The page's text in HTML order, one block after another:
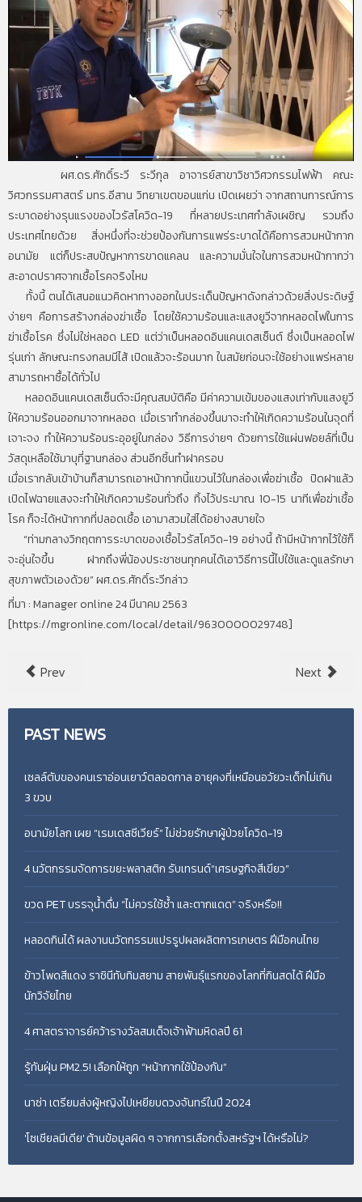
ผศ.ดร.ศักดิ์ระวี ระวีกุล อาจารย์สาขาวิชาวิศวกรรมไฟฟ้า คณะ
วิศวกรรมศาสตร์ มทร.อีสาน วิทยาเขตขอนแก่น เปิดเผยว่า จากสถานการณ์การ
ระบาดอย่างรุนแรงของไวรัสโควิด-19 ที่หลายประเทศกำลังเผชิญ รวมถึง
ประเทศไทยด้วย สิ่งหนึ่งที่จะช่วยป้องกันการแพร่ระบาดได้คือการสวมหน้ากาก
อนามัย แต่ก็ประสบปัญหาการขาดแคลน และความมั่นใจในการสวมหน้ากากว่า
สะอาดปราศจากเชื้อโรคจริงไหม
ทั้งนี้ ตนได้เสนอแนวคิดหาทางออกในประเด็นปัญหาดังกล่าวด้วยสิ่งประดิษฐ์
ง่ายๆ คือการสร้างกล่องฆ่าเชื้อ โดยใช้ความร้อนและแสงยูวีจากหลอดไฟในการ
ฆ่าเชื้อโรค ซึ่งไม่ใช่หลอด LED แต่ว่าเป็นหลอดอินแคนเดสเซ็นต์ ซึ่งเป็นหลอดไฟ
รุ่นเก่า ลักษณะทรงกลมมีไส้ เปิดแล้วจะร้อนมาก ในสมัยก่อนจะใช้อย่างแพร่หลาย
สามารถหาซื้อได้ทั่วไป
หลอดอินแคนเดสเซ็นต์จะมีคุณสมบัติคือ มีค่าความเข้มของแสงเท่ากับแสงยูวี
ให้ความร้อนออกมาจากหลอด เมื่อเราทำกล่องขึ้นมาจะทำให้เกิดความร้อนในจุดที่
เจาะจง ทำให้ความร้อนระอุอยู่ในกล่อง วิธีการง่ายๆ ด้วยการใช้แผ่นฟอยล์ที่เป็น
วัสดุเหลือใช้มาบุที่ฐานกล่อง ส่วนอีกชิ้นทำฝาครอบ
เมื่อเรากลับเข้าบ้านก็สามารถเอาหน้ากากนี้แขวนไว้ในกล่องเพื่อฆ่าเชื้อ ปิดฝาแล้ว
เปิดไฟฉายแสงจะทำให้เกิดความร้อนทั่วถึง ทิ้งไว้ประมาณ 10-15 นาทีเพื่อฆ่าเชื้อ
โรค ก็จะได้หน้ากากที่ปลอดเชื้อ เอามาสวมใส่ได้อย่างสบายใจ
“ท่ามกลางวิกฤตการระบาดของเชื้อไวรัสโควิด-19 อย่างนี้ ถ้ามีหน้ากากไว้ใช้ก็
จะอุ่นใจขึ้น ฝากถึงพี่น้องประชาชนทุกคนได้เอาวิธีการนี้ไปใช้และดูแลรักษา
สุขภาพตัวเองด้วย” ผศ.ดร.ศักดิ์ระวีกล่าว
ที่มา : Manager online 24 มีนาคม 2563
[https://mgronline.com/local/detail/9630000029748]
Prev Next
PAST NEWS
เซลล์ตับของคนเราอ่อนเยาว์ตลอดกาล อายุคงที่เหมือนอวัยวะเด็กไม่เกิน
3 ขวบ
อนามัยโลก เผย “เรมเดสซีเวียร์” ไม่ช่วยรักษาผู้ป่วยโควิด-19
4 นวัตกรรมจัดการขยะพลาสติก รับเทรนด์“เศรษฐกิจสีเขียว”
ขวด PET บรรจุน้ำดื่ม “ไม่ควรใช้ซ้ำ และตากแดด” จริงหรือ!!
หลอดกินได้ ผลงานนวัตกรรมแปรรูปผลผลิตการเกษตร ฝีมือคนไทย
ข้าวโพดสีแดง ราชินีทับทิมสยาม สายพันธุ์แรกของโลกที่กินสดได้ ฝีมือ
นักวิจัยไทย
4 ศาสตราจารย์คว้ารางวัลสมเด็จเจ้าฟ้ามหิดลปี 61
รู้ทันฝุ่น PM2.5! เลือกให้ถูก “หน้ากากใช้ป้องกัน”
นาซ่า เตรียมส่งผู้หญิงไปเหยียบดวงจันทร์ในปี 2024
'โซเชียลมีเดีย' ต้านข้อมูลผิด ๆ จากการเลือกตั้งสหรัฐฯ ได้หรือไม่?